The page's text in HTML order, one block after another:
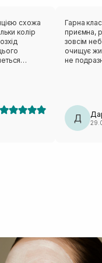
схожа
колір
Гарна
приємна,
зовсім небагато
очищує
не
проте
баночкою. Висновок: за свої кошти — дуже
якісна
Д